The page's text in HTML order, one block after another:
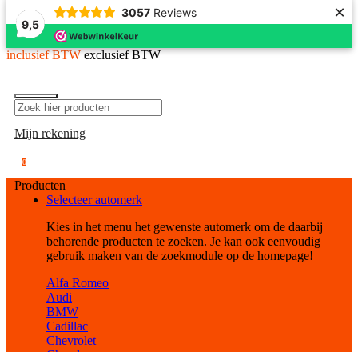
9,5
3057 Reviews ×
inclusief BTW exclusief BTW
Mijn rekening
0
Producten
Selecteer automerk
Kies in het menu het gewenste automerk om de daarbij
behorende producten te zoeken. Je kan ook eenvoudig
gebruik maken van de zoekmodule op de homepage!
Alfa Romeo
Audi
BMW
Cadillac
Chevrolet